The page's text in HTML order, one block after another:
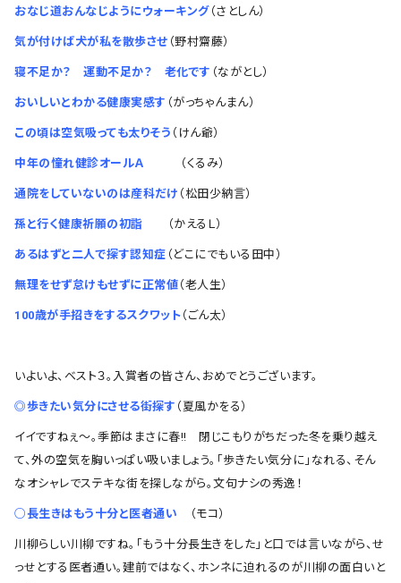
おなじ道おんなじようにウォーキング（さとしん）
気が付けば犬が私を散歩させ （野村齋藤）
寝不足か？ 運動不足か？ 老化です （ながとし）
おいしいとわかる健康実感す （がっちゃんまん）
この頃は空気吸っても太りそう （けん爺）
中年の憧れ健診オールＡ （くるみ）
通院をしていないのは産科だけ （松田少納言）
孫と行く健康祈願の初詣 （かえるＬ）
あるはずと二人で探す認知症 （どこにでもいる田中）
無理をせず怠けもせずに正常値 （老人生）
100歳が手招きをするスクワット （ごん太）
いよいよ、ベスト３。入賞者の皆さん、おめでとうございます。
◎歩きたい気分にさせる街探す （夏風かをる）
イイですねぇ～。季節はまさに春!! 閉じこもりがちだった冬を乗り越え
て、外の空気を胸いっぱい吸いましょう。「歩きたい気分に」なれる、そん
なオシャレでステキな街を探しながら。文句ナシの秀逸！
○長生きはもう十分と医者通い （モコ）
川柳らしい川柳ですね。「もう十分長生きをした」と口では言いながら、せ
っせとする医者通い。建前ではなく、ホンネに迫れるのが川柳の面白いと